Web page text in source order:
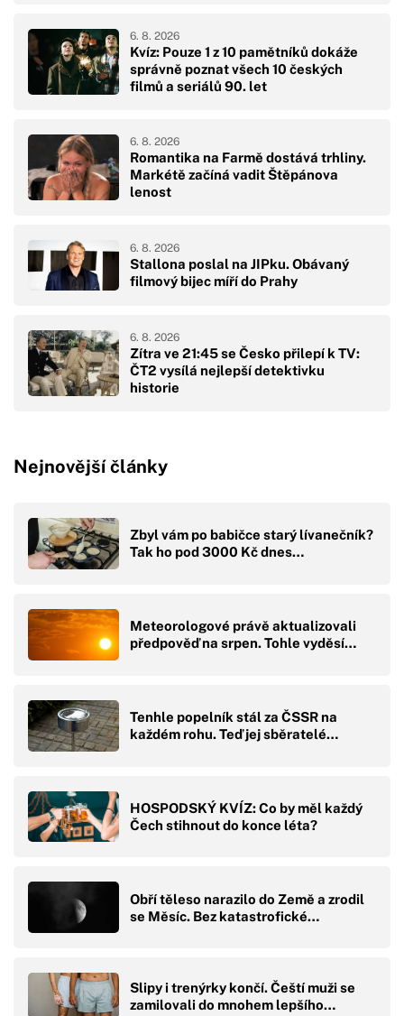
Kvíz: Pouze 1 z 10 pamětníků dokáže
správně poznat všech 10 českých
filmů a seriálů 90. let
6. 8. 2026
Romantika na Farmě dostává trhliny.
Markétě začíná vadit Štěpánova
lenost
6. 8. 2026
Stallona poslal na JIPku. Obávaný
filmový bijec míří do Prahy
6. 8. 2026
Zítra ve 21:45 se Česko přilepí k TV:
ČT2 vysílá nejlepší detektivku
historie
6. 8. 2026
Nejnovější články
Zbyl vám po babičce starý lívanečník?
Tak ho pod 3000 Kč dnes…
Meteorologové právě aktualizovali
předpověď na srpen. Tohle vyděsí…
Tenhle popelník stál za ČSSR na
každém rohu. Teď jej sběratelé…
HOSPODSKÝ KVÍZ: Co by měl každý
Čech stihnout do konce léta?
Obří těleso narazilo do Země a zrodil
se Měsíc. Bez katastrofické…
Slipy i trenýrky končí. Čeští muži se
zamilovali do mnohem lepšího…